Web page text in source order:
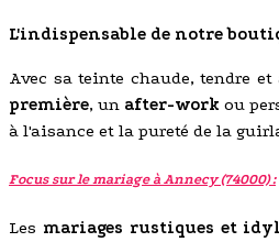
L'indispensable de notre
Avec sa teinte chaude, tendre
première, un after-work ou
à l'aisance et la pureté de la
Focus sur le mariage à Annecy (74000) :
Les mariages rustiques et